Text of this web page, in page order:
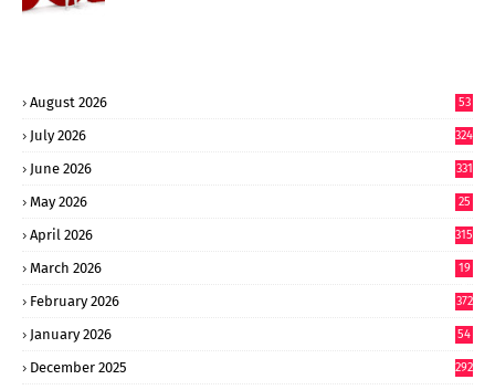
August 2026 53
July 2026 324
June 2026 331
May 2026
25
April 2026 315
March 2026
19
February 2026 372
January 2026
54
December 2025 292